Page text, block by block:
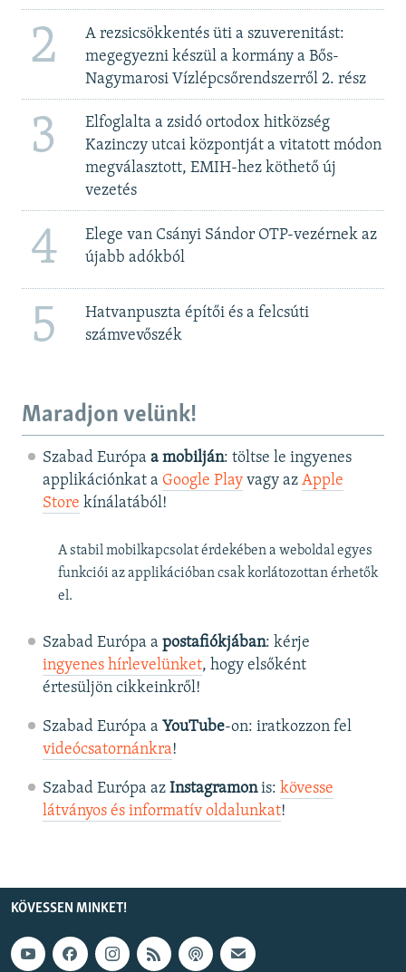
2
A rezsicsökkentés üti a szuverenitást:
megegyezni készül a kormány a Bős-
Nagymarosi Vízlépcsőrendszerről 2. rész
3
Elfoglalta a zsidó ortodox hitközség
Kazinczy utcai központját a vitatott módon
megválasztott, EMIH-hez köthető új
vezetés
4
Elege van Csányi Sándor OTP-vezérnek az
újabb adókból
5
Hatvanpuszta építői és a felcsúti
számvevőszék
Maradjon velünk!
Szabad Európa a mobilján: töltse le ingyenes
applikációnkat a Google Playvagy az Apple
Store kínálatából!
A stabil mobilkapcsolat érdekében a weboldal egyes
funkciói az applikációban csak korlátozottan érhetők
el.
Szabad Európa a postafiókjában: kérje
ingyenes hírlevelünket, hogy elsőként
értesüljön cikkeinkről!
Szabad Európa a YouTube-on: iratkozzon fel
videócsatornánkra!
Szabad Európa az Instagramonis: kövesse
látványos és informatív oldalunkat! ​
KÖVESSEN MINKET!